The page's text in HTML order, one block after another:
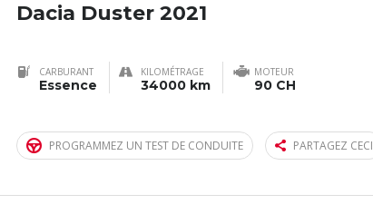
Dacia Duster 2021
CARBURANT
Essence
KILOMÉTRAGE
34000 km
MOTEUR
90 CH
PROGRAMMEZ UN TEST DE CONDUITE PARTAGEZ CECI